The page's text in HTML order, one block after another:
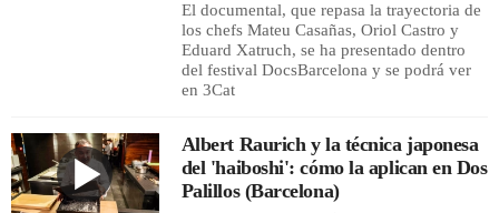
El documental, que repasa la trayectoria de
los chefs Mateu Casañas, Oriol Castro y
Eduard Xatruch, se ha presentado dentro
del festival DocsBarcelona y se podrá ver
en 3Cat
Albert Raurich y la técnica japonesa
del 'haiboshi': cómo la aplican en Dos
Palillos (Barcelona)